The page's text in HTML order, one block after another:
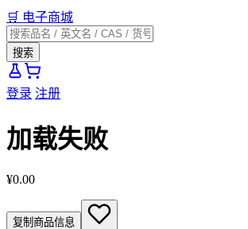
🛒 电子商城
搜索
登录 注册
加载失败
¥0.00
复制商品信息